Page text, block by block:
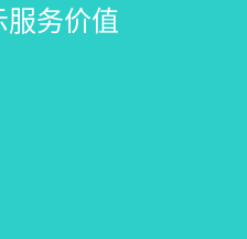
数字化管理
与客单价
，提升资源利用率
服务价值